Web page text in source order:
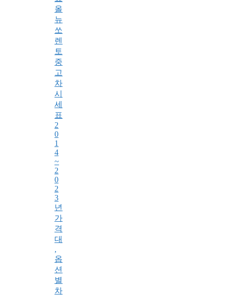
올
뉴
쏘
렌
토
중
고
차
시
세
표
2
0
1
4
~
2
0
2
3
년
가
격
대
,
옵
션
별
차